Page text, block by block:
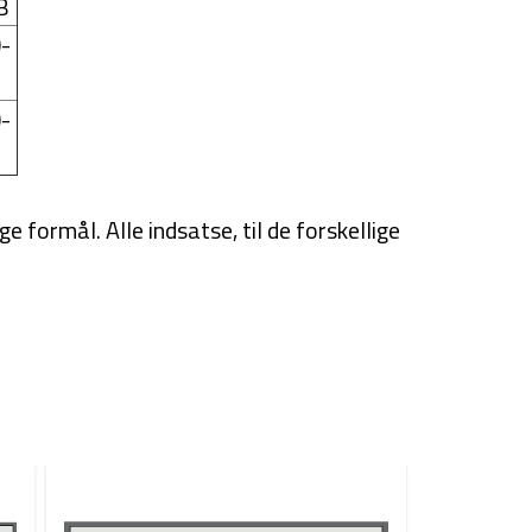
formål. Alle indsatse, til de forskellige